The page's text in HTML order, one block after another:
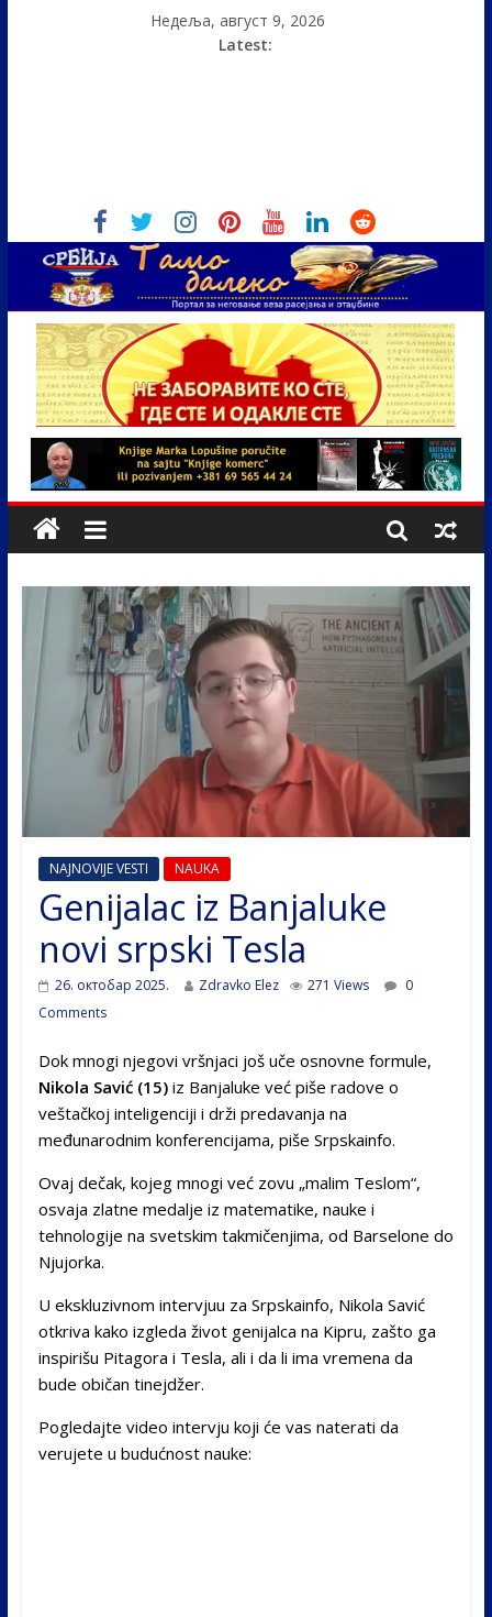
Недеља, август 9, 2026
Latest:
NAJNOVIJE VESTI NAUKA
Genijalac iz Banjaluke
novi srpski Tesla
26. октобар 2025. Zdravko Elez 271 Views
0
Comments
Dok mnogi njegovi vršnjaci još uče osnovne formule,
Nikola Savić (15)iz Banjaluke već piše radove o
veštačkoj inteligenciji i drži predavanja na
međunarodnim konferencijama, piše Srpskainfo.
Ovaj dečak, kojeg mnogi već zovu „malim Teslom“,
osvaja zlatne medalje iz matematike, nauke i
tehnologije na svetskim takmičenjima, od Barselone do
Njujorka.
U ekskluzivnom intervjuu za Srpskainfo, Nikola Savić
otkriva kako izgleda život genijalca na Kipru, zašto ga
inspirišu Pitagora i Tesla, ali i da li ima vremena da
bude običan tinejdžer.
Pogledajte video intervju koji će vas naterati da
verujete u budućnost nauke: